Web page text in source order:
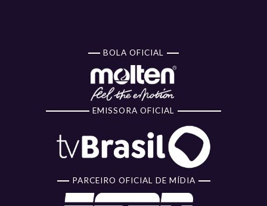
BOLA OFICIAL
EMISSORA OFICIAL
PARCEIRO OFICIAL DE MÍDIA